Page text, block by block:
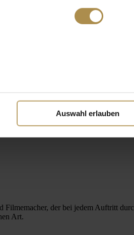
Auswahl erlauben
der bei jedem Auftritt
Art.